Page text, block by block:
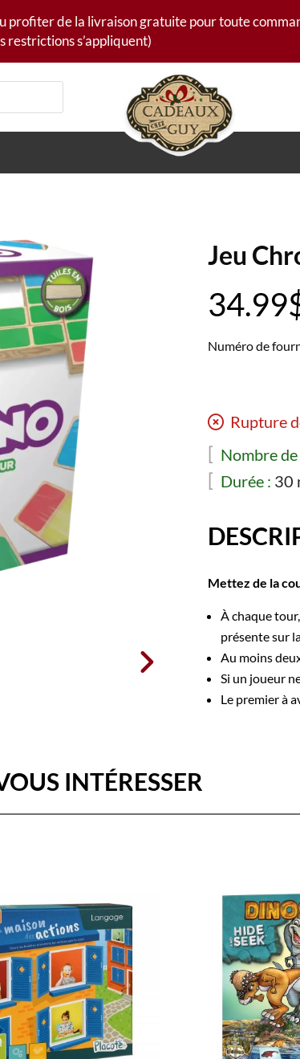
profiter de la livraison gratuite pour toute
restrictions s’appliquent)

Jeu
34.99
Numéro de
Rupture
Nombre
Durée : 30
Mettez de la
À chaque
présente sur
Au moins
Si un joueur
Le premier à
INTÉRESSER